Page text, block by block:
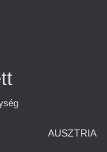
AUSZTRIA